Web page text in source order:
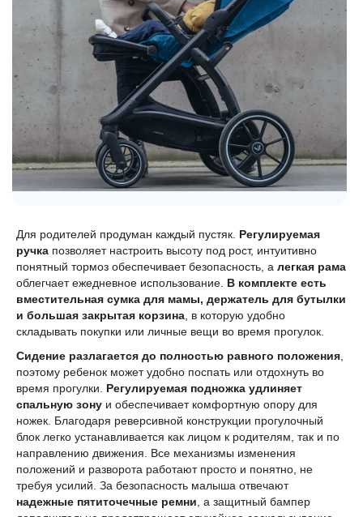
Для родителей продуман каждый пустяк. Регулируемая
ручка позволяет настроить высоту под рост, интуитивно
понятный тормоз обеспечивает безопасность, а легкая рама
облегчает ежедневное использование. В комплекте есть
вместительная сумка для мамы, держатель для бутылки
и большая закрытая корзина , в которую удобно
складывать покупки или личные вещи во время прогулок.
Сидение разлагается до полностью равного положения
поэтому ребенок может удобно поспать или отдохнуть во
время прогулки. Регулируемая подножка удлиняет
спальную зону и обеспечивает комфортную опору для
ножек. Благодаря реверсивной конструкции прогулочный
блок легко устанавливается как лицом к родителям, так и по
направлению движения. Все механизмы изменения
положений и разворота работают просто и понятно, не
требуя усилий. За безопасность малыша отвечают
надежные пятиточечные ремни , а защитный бампер